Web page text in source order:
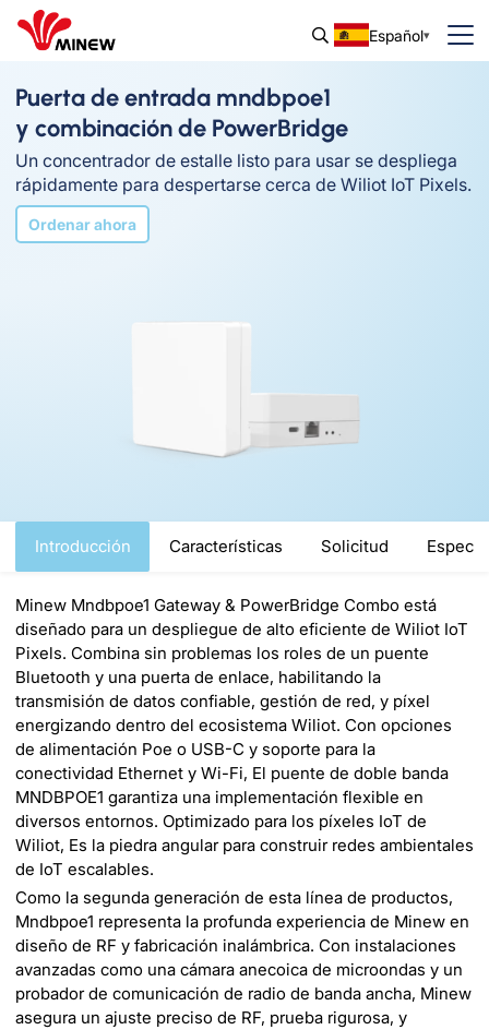
Español
Puerta de entrada mndbpoe1
y combinación de PowerBridge
Un concentrador de estalle listo para usar se despliega
rápidamente para despertarse cerca de Wiliot IoT Pixels.
Ordenar ahora
Introducción Características Solicitud
Minew Mndbpoe1 Gateway & PowerBridge Combo está
diseñado para un despliegue de alto eficiente de Wiliot IoT
Pixels. Combina sin problemas los roles de un puente
Bluetooth y una puerta de enlace, habilitando la
transmisión de datos confiable, gestión de red, y píxel
energizando dentro del ecosistema Wiliot. Con opciones
de alimentación Poe o USB-C y soporte para la
conectividad Ethernet y Wi-Fi, El puente de doble banda
MNDBPOE1 garantiza una implementación flexible en
diversos entornos. Optimizado para los píxeles IoT de
Wiliot, Es la piedra angular para construir redes ambientales
de IoT escalables.
Como la segunda generación de esta línea de productos,
Mndbpoe1 representa la profunda experiencia de Minew en
diseño de RF y fabricación inalámbrica. Con instalaciones
avanzadas como una cámara anecoica de microondas y un
probador de comunicación de radio de banda ancha, Minew
asegura un ajuste preciso de RF, prueba rigurosa, y